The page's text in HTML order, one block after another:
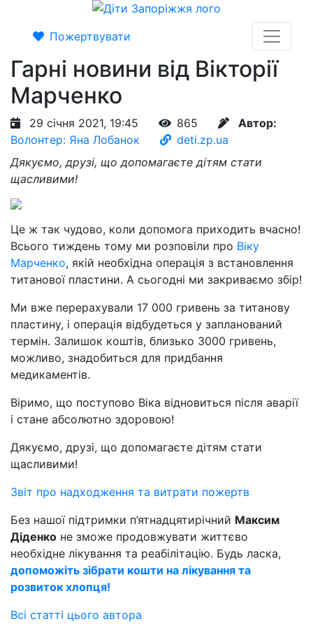
Пожертвувати
Гарні новини від Вікторії
Марченко
29 січня 2021, 19:45 865
Автор:
Волонтер: Яна Лобанок
deti.zp.ua
Дякуємо, друзі, що допомагаєте дітям стати
щасливими!
Це ж так чудово, коли допомога приходить вчасно!
Всього тиждень тому ми розповіли про Віку
Марченко, якій необхідна операція з встановлення
титанової пластини. А сьогодні ми закриваємо збір!
Ми вже перерахували 17 000 гривень за титанову
пластину, і операція відбудеться у запланований
термін. Залишок коштів, близько 3000 гривень,
можливо, знадобиться для придбання
медикаментів.
Віримо, що поступово Віка відновиться після аварії
і стане абсолютно здоровою!
Дякуємо, друзі, що допомагаєте дітям стати
щасливими!
Звіт про надходження та витрати пожертв
Без нашої підтримки п’ятнадцятирічний Максим
Діденко не зможе продовжувати життєво
необхідне лікування та реабілітацію. Будь ласка,
допоможіть зібрати кошти на лікування та
розвиток хлопця!
Всі статті цього автора